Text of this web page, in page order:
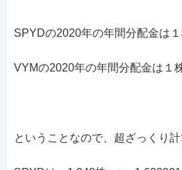
SPYDの2020年の年間分配金は１
VYMの2020年の年間分配金は１
ということなので、超ざっくり